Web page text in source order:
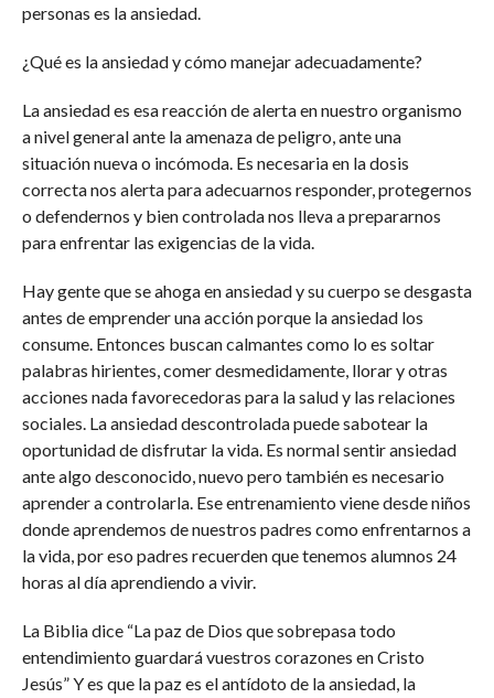
personas es la ansiedad.
¿Qué es la ansiedad y cómo manejar adecuadamente?
La ansiedad es esa reacción de alerta en nuestro organismo
a nivel general ante la amenaza de peligro, ante una
situación nueva o incómoda. Es necesaria en la dosis
correcta nos alerta para adecuarnos responder, protegernos
o defendernos y bien controlada nos lleva a prepararnos
para enfrentar las exigencias de la vida.
Hay gente que se ahoga en ansiedad y su cuerpo se desgasta
antes de emprender una acción porque la ansiedad los
consume. Entonces buscan calmantes como lo es soltar
palabras hirientes, comer desmedidamente, llorar y otras
acciones nada favorecedoras para la salud y las relaciones
sociales. La ansiedad descontrolada puede sabotear la
oportunidad de disfrutar la vida. Es normal sentir ansiedad
ante algo desconocido, nuevo pero también es necesario
aprender a controlarla. Ese entrenamiento viene desde niños
donde aprendemos de nuestros padres como enfrentarnos a
la vida, por eso padres recuerden que tenemos alumnos 24
horas al día aprendiendo a vivir.
La Biblia dice “La paz de Dios que sobrepasa todo
entendimiento guardará vuestros corazones en Cristo
Jesús” Y es que la paz es el antídoto de la ansiedad, la